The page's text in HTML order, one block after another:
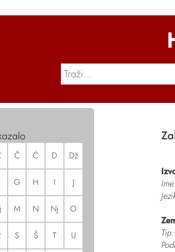
Č Ć D Dž
G H I J
M N Nj O
S Š T U
Ime:
Tip: